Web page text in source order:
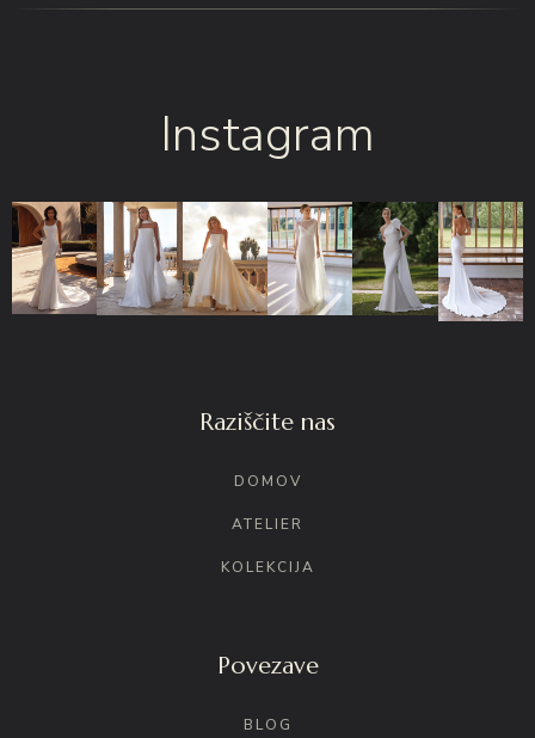
Instagram
Raziščite nas
DOMOV
ATELIER
KOLEKCIJA
Povezave
BLOG